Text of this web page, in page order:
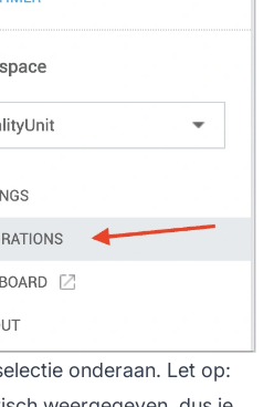
onderaan. Let op: